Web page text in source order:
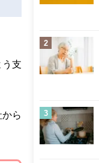
う支
ら